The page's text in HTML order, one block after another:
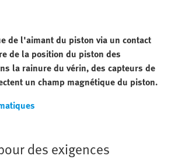
de l'aimant du piston via un contact
de la position du piston des
la rainure du vérin, des capteurs de
un champ magnétique du piston.
des exigences